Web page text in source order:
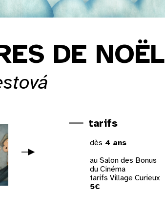
DE NOËL
tarifs
dès 4 ans
au Salon des Bonus
du Cinéma
tarifs Village Curieux
5€